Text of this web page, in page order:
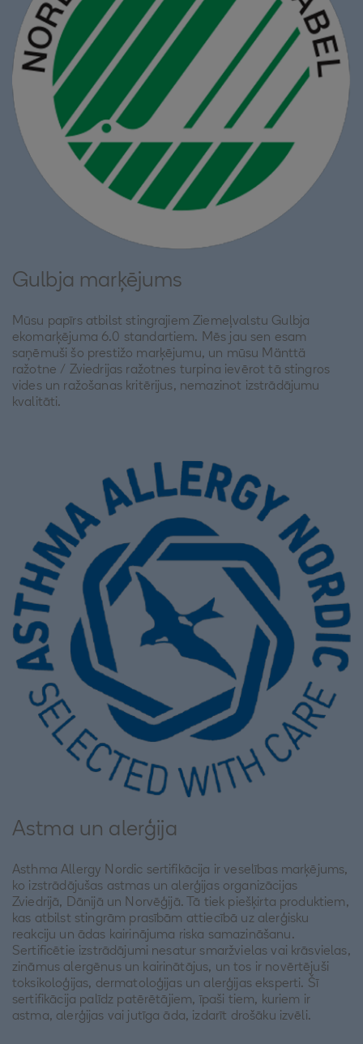
Gulbja marķējums
Mūsu papīrs atbilst stingrajiem Ziemeļvalstu Gulbja
ekomarķējuma 6.0 standartiem. Mēs jau sen esam
saņēmuši šo prestižo marķējumu, un mūsu Mänttä
ražotne / Zviedrijas ražotnes turpina ievērot tā stingros
vides un ražošanas kritērijus, nemazinot izstrādājumu
kvalitāti.
Astma un alerģija
Asthma Allergy Nordic sertifikācija ir veselības marķējums,
ko izstrādājušas astmas un alerģijas organizācijas
Zviedrijā, Dānijā un Norvēģijā. Tā tiek piešķirta produktiem,
kas atbilst stingrām prasībām attiecībā uz alerģisku
reakciju un ādas kairinājuma riska samazināšanu.
Sertificētie izstrādājumi nesatur smaržvielas vai krāsvielas,
zināmus alergēnus un kairinātājus, un tos ir novērtējuši
toksikoloģijas, dermatoloģijas un alerģijas eksperti. Šī
sertifikācija palīdz patērētājiem, īpaši tiem, kuriem ir
astma, alerģijas vai jutīga āda, izdarīt drošāku izvēli.